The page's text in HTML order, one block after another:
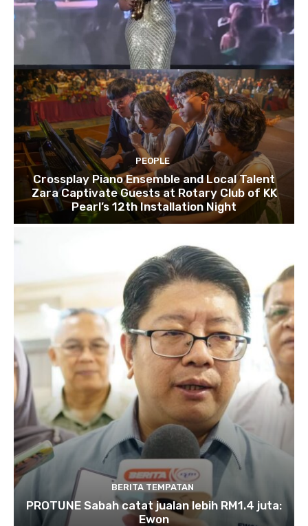
PEOPLE
Crossplay Piano Ensemble and Local Talent
Zara Captivate Guests at Rotary Club of KK
Pearl’s 12th Installation Night
BERITA TEMPATAN
PROTUNE Sabah catat jualan lebih RM1.4 juta:
Ewon